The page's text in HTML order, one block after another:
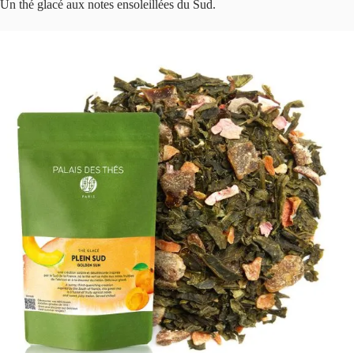
Un thé glacé aux notes ensoleillées du Sud.